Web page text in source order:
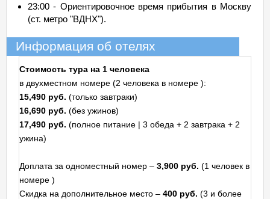
23:00 - Ориентировочное время прибытия в Москву
(ст. метро "ВДНХ").
Информация об отелях
Стоимость тура на 1 человека
в двухместном номере (2 человека в номере ):
15,490 руб. (только завтраки)
16,690 руб. (без ужинов)
17,490 руб. (полное питание | 3 обеда + 2 завтрака + 2
ужина)
Доплата за одноместный номер – 3,900 руб. (1 человек в
номере )
Скидка на дополнительное место – 400 руб. (3 и более